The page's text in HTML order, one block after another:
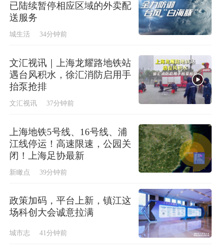
已陆续暂停相应区域的外卖配
送服务
城生活 34分钟前
文汇视讯｜上海龙耀路地铁站
遇台风积水，徐汇消防启用手
抬泵抢排
文汇视讯 37分钟前
上海地铁5号线、16号线、浦
江线停运！高速限速，公园关
闭！上海足协最新
新瞰点 39分钟前
政策加码，平台上新，镇江这
场科创大会诚意拉满
城市志 41分钟前